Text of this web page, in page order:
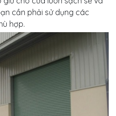
cần phải sử dụng các
hợp.